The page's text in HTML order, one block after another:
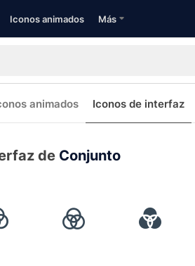
Iconos animados Más
animados Iconos de interfaz
de Conjunto